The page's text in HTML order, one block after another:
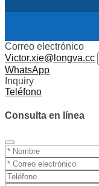
Correo electrónico
Victor.xie@longva.cc
WhatsApp
Inquiry
Teléfono
Consulta en línea